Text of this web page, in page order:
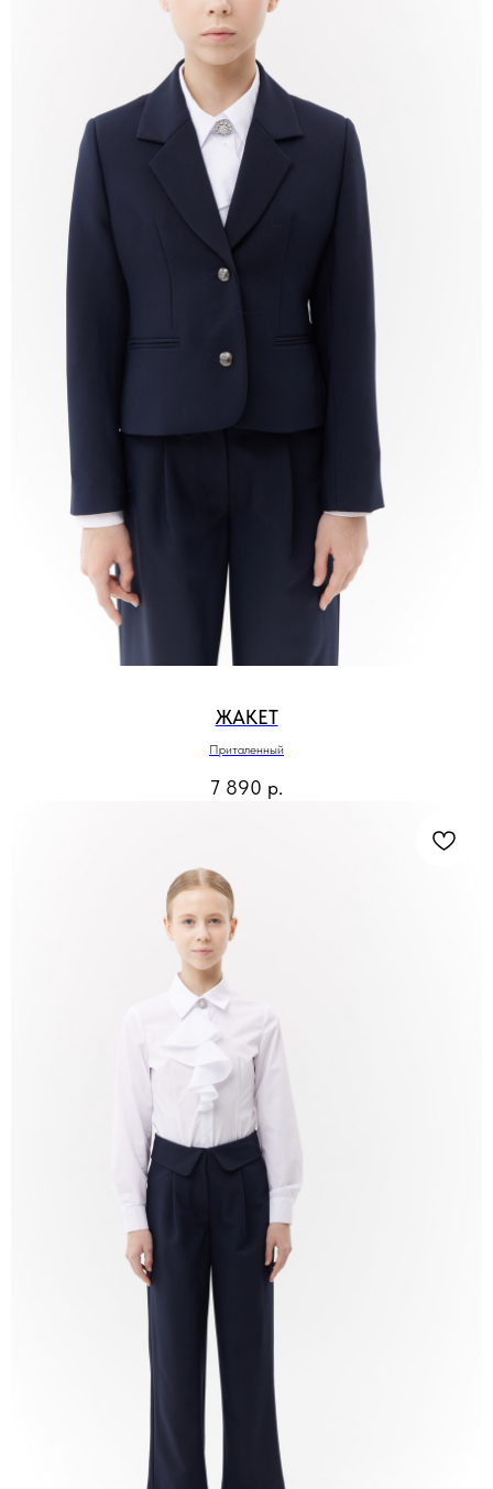
ЖАКЕТ
Приталенный
7 890 р.